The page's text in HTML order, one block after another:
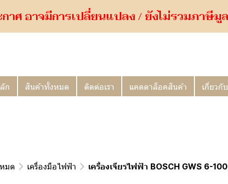
กาศ อาจมีการเปลี่ยนแปลง / ยังไม่รวมภาษีมู
ก สินค้าทั้งหมด ติดต่อเรา แคตตาล็อคสินค้า เกี่ยวกั
มด เครื่องมือไฟฟ้า เครื่องเจียรไฟฟ้า BOSCH GWS 6-